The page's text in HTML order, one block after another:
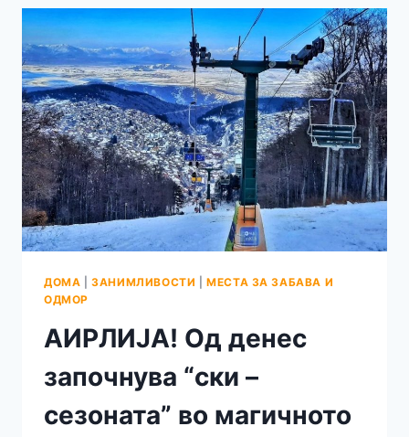
МАКЕДОНЦИ
НЕМААТ
ПАРИ
ЗА
ОДМОР
ДОМА |ЗАНИМЛИВОСТИ |МЕСТА ЗА ЗАБАВА И
ОДМОР
АИРЛИЈА! Од денес
започнува “ски –
сезоната” во магичното